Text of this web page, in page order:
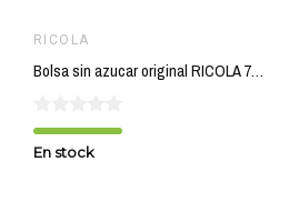
RICOLA
Bolsa sin azucar original RICOLA 70 gr
En stock